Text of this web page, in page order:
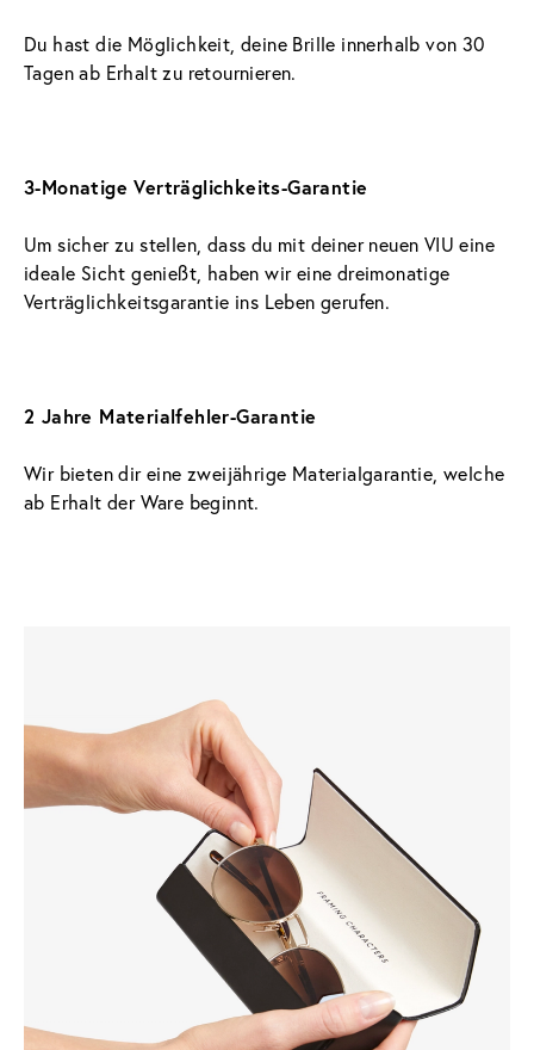
Du hast die Möglichkeit, deine Brille innerhalb von 30
Tagen ab Erhalt zu retournieren.
3-Monatige Verträglichkeits-Garantie
Um sicher zu stellen, dass du mit deiner neuen VIU eine
ideale Sicht genießt, haben wir eine dreimonatige
Verträglichkeitsgarantie ins Leben gerufen.
2 Jahre Materialfehler-Garantie
Wir bieten dir eine zweijährige Materialgarantie, welche
ab Erhalt der Ware beginnt.